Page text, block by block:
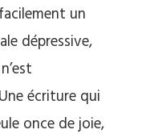
un
dépressive,
écriture qui
once de joie,